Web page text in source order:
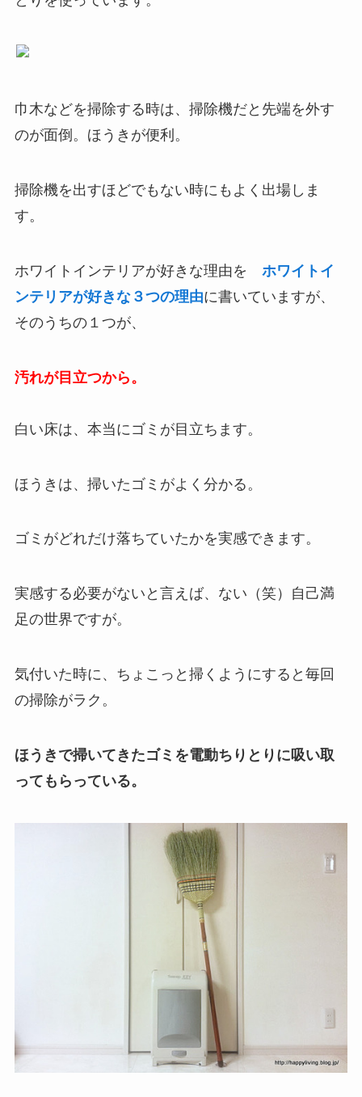
巾木などを掃除する時は、掃除機だと先端を外す
のが面倒。ほうきが便利。
掃除機を出すほどでもない時にもよく出場しま
す。
ホワイトインテリアが好きな理由を
ホワイトイ
ンテリアが好きな３つの理由に書いていますが、
そのうちの１つが、
汚れが目立つから。
白い床は、本当にゴミが目立ちます。
ほうきは、掃いたゴミがよく分かる。
ゴミがどれだけ落ちていたかを実感できます。
実感する必要がないと言えば、ない（笑）自己満
足の世界ですが。
気付いた時に、ちょこっと掃くようにすると毎回
の掃除がラク。
ほうきで掃いてきたゴミを電動ちりとりに吸い取
ってもらっている。